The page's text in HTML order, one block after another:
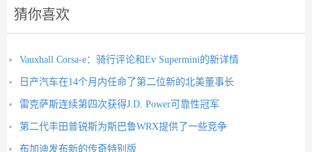
猜你喜欢
Vauxhall Corsa-e：骑行评论和Ev Supermini的新详情
日产汽车在14个月内任命了第二位新的北美董事长
雷克萨斯连续第四次获得J.D. Power可靠性冠军
第二代丰田普锐斯为斯巴鲁WRX提供了一些竞争
布加迪发布新的传奇特别版